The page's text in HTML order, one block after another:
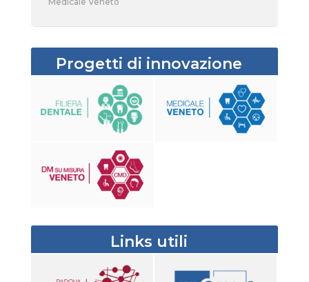
Progetti di innovazione
Links utili